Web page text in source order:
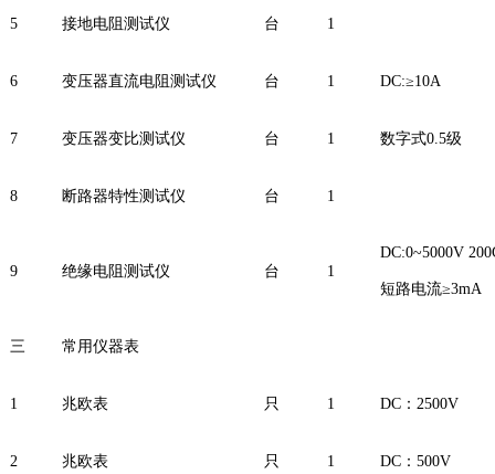
5 接地电阻测试仪 台 1
6 变压器直流电阻测试仪 台 1 DC:≥10A
7 变压器变比测试仪 台 1 数字式0.5级
8 断路器特性测试仪 台 1
9 绝缘电阻测试仪 台 1
DC:0~5000V
短路电流≥3mA
三 常用仪器表
1 兆欧表 只 1 DC：2500V
2 兆欧表 只 1 DC：500V